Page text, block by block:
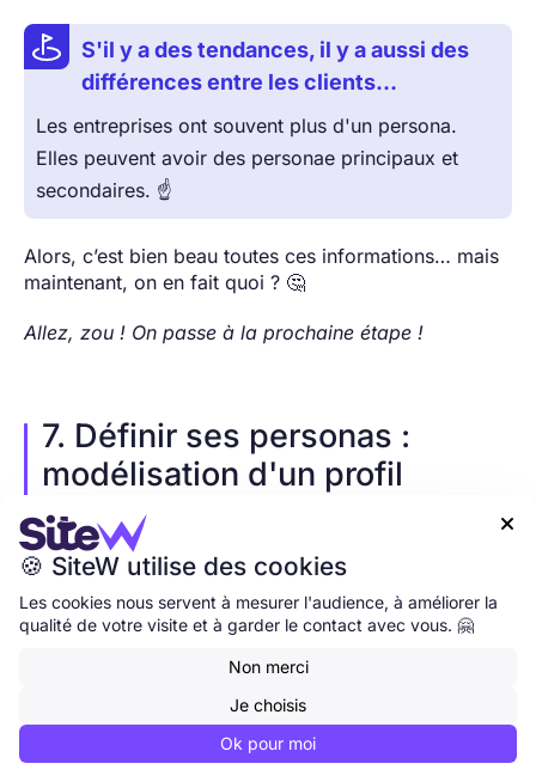
S'il y a des tendances, il y a aussi des
différences entre les clients…
Les entreprises ont souvent plus d'un persona.
Elles peuvent avoir des personae principaux et
secondaires. ☝️
Alors, c’est bien beau toutes ces informations… mais
maintenant, on en fait quoi ? 🤔
Allez, zou ! On passe à la prochaine étape !
7. Définir ses personas :
modélisation d'un profil
d'acheteur
Voici l’ultime étape, celle de la réalisation graphique,
où vous n’avez plus le droit à l’erreur : vous allez
modéliser les personas.
Il s’agit ici de choisir les informations les plus
représentatives de votre consommateur-type, à la
suite des données récoltées.

🍪 SiteW utilise des cookies
Les cookies nous servent à mesurer l'audience, à améliorer la
qualité de votre visite et à garder le contact avec vous. 🤗
Non merci
Je choisis
Ok pour moi